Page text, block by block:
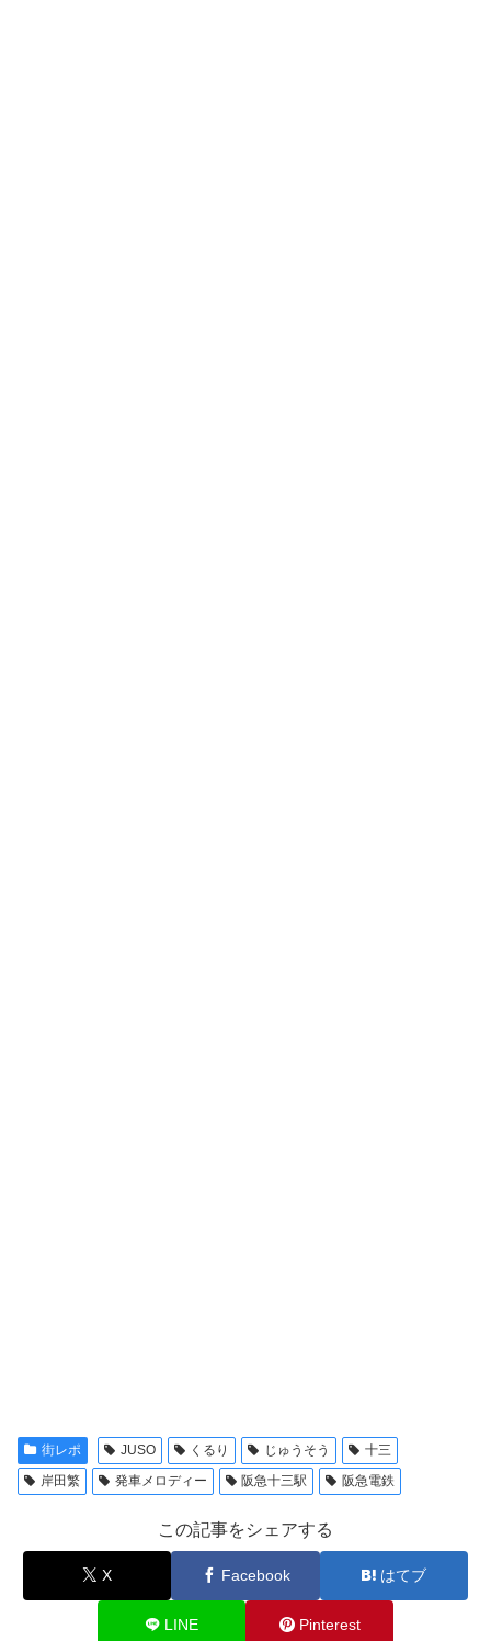
街レポ JUSO くるり じゅうそう
十三
岸田繁
発車メロディー 阪急十三駅 阪急電鉄
この記事をシェアする
X Facebook はてブ
LINE Pinterest